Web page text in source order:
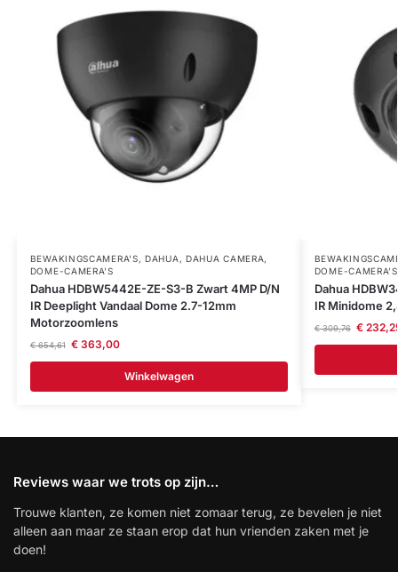
BEWAKINGSCAMERA'S,DAHUA , DAHUA CAMERA,
DOME-CAMERA’S
Dahua HDBW5442E-ZE-S3-B Zwart 4MP D/N
IR Deeplight Vandaal Dome 2.7-12mm
Motorzoomlens
€654,61 €363,00
Winkelwagen
DOME-CAMERA’S
Dahua
IR Minidome
€309,76 €
Reviews waar we trots op zijn…
Trouwe klanten, ze komen niet zomaar terug, ze bevelen je niet
alleen aan maar ze staan erop dat hun vrienden zaken met je
doen!